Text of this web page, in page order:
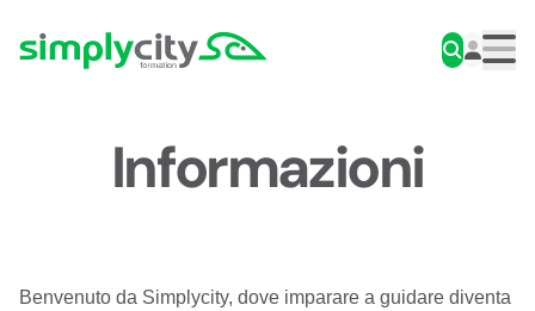
Simplycity
Informazioni
Benvenuto da Simplycity, dove imparare a guidare diventa